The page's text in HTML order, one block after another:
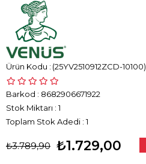
(25YV2510912ZCD-10100)
Barkod : 8682906671922
Stok Miktarı : 1
Toplam Stok Adedi : 1
₺3.789,90 ₺1.729,00